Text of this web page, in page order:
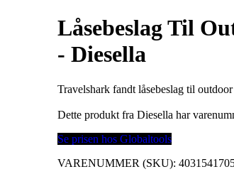
Låsebeslag Til
- Diesella
Travelshark fandt låsebeslag til
Dette produkt fra Diesella har
Se prisen hos Globaltools
VARENUMMER (SKU):